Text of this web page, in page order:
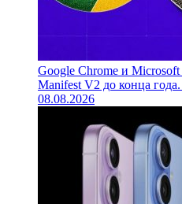
Google Chrome и Microsoft
Manifest V2 до конца
08.08.2026